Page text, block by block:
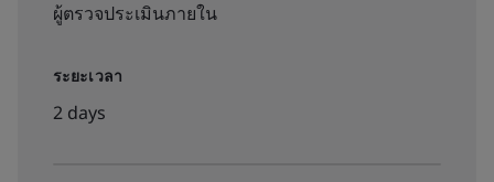
ผู้ตรวจประเมินภายใน
ระยะเวลา
2 days